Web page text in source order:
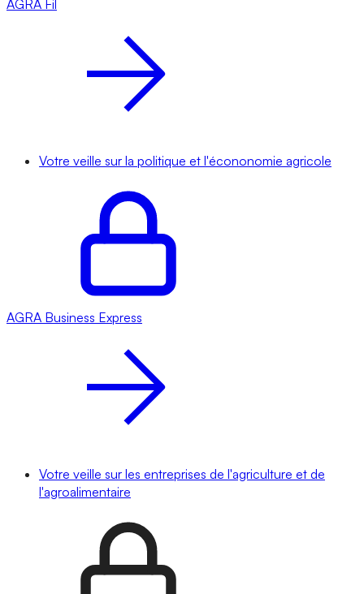
AGRA Fil
Votre veille sur la politique et l'écononomie agricole
AGRA Business Express
Votre veille sur les entreprises de l'agriculture et de
l'agroalimentaire